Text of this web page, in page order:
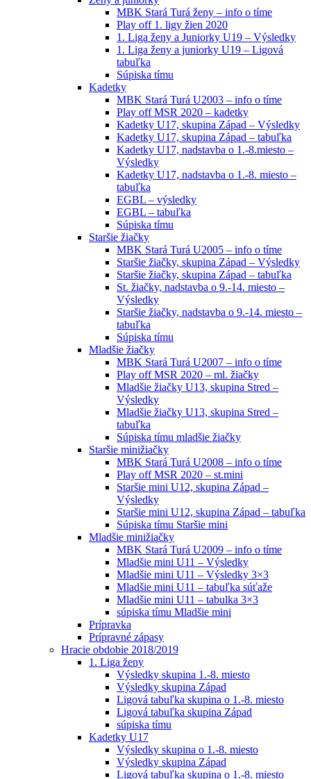
MBK Stará Turá ženy – info o tíme
Play off 1. ligy žien 2020
1. Liga ženy a Juniorky U19 – Výsledky
1. Liga ženy a juniorky U19 – Ligová
tabuľka
Súpiska tímu
Kadetky
MBK Stará Turá U2003 – info o tíme
Play off MSR 2020 – kadetky
Kadetky U17, skupina Západ – Výsledky
Kadetky U17, skupina Západ – tabuľka
Kadetky U17, nadstavba o 1.-8.miesto –
Výsledky
Kadetky U17, nadstavba o 1.-8. miesto –
tabuľka
EGBL – výsledky
EGBL – tabuľka
Súpiska tímu
Staršie žiačky
MBK Stará Turá U2005 – info o tíme
Staršie žiačky, skupina Západ – Výsledky
Staršie žiačky, skupina Západ – tabuľka
St. žiačky, nadstavba o 9.-14. miesto –
Výsledky
Staršie žiačky, nadstavba o 9.-14. miesto –
tabuľka
Súpiska tímu
Mladšie žiačky
MBK Stará Turá U2007 – info o tíme
Play off MSR 2020 – ml. žiačky
Mladšie žiačky U13, skupina Stred –
Výsledky
Mladšie žiačky U13, skupina Stred –
tabuľka
Súpiska tímu mladšie žiačky
Staršie minižiačky
MBK Stará Turá U2008 – info o tíme
Play off MSR 2020 – st.mini
Staršie mini U12, skupina Západ –
Výsledky
Staršie mini U12, skupina Západ – tabuľka
Súpiska tímu Staršie mini
Mladšie minižiačky
MBK Stará Turá U2009 – info o tíme
Mladšie mini U11 – Výsledky
Mladšie mini U11 – Výsledky 3×3
Mladšie mini U11 – tabuľka súťaže
Mladšie mini U11 – tabulka 3×3
súpiska tímu Mladšie mini
Prípravka
Prípravné zápasy
Hracie obdobie 2018/2019
1. Liga ženy
Výsledky skupina 1.-8. miesto
Výsledky skupina Západ
Ligová tabuľka skupina o 1.-8. miesto
Ligová tabuľka skupina Západ
súpiska tímu
Kadetky U17
Výsledky skupina o 1.-8. miesto
Výsledky skupina Západ
Ligová tabuľka skupina o 1.-8. miesto